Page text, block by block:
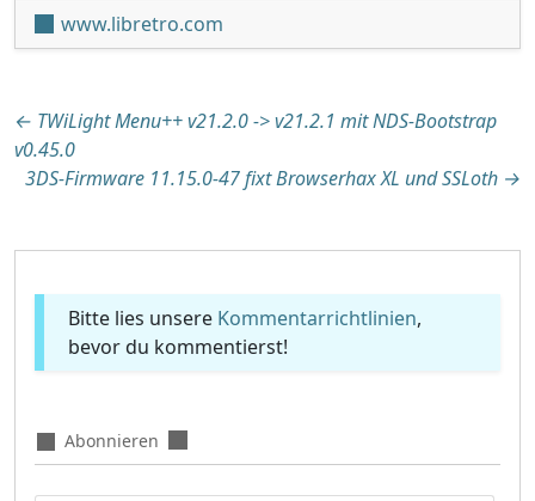
www.libretro.com
Beitragsnavigation
← TWiLight Menu++ v21.2.0 -> v21.2.1 mit NDS-Bootstrap
v0.45.0
3DS-Firmware 11.15.0-47 fixt Browserhax XL und SSLoth →
Bitte lies unsere Kommentarrichtlinien,
bevor du kommentierst!
Abonnieren